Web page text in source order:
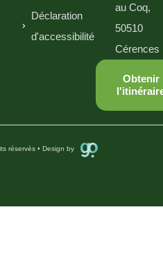
Déclaration
d'accessibilité
au Coq,
50510
Cérences
Obtenir
réservés • Design by